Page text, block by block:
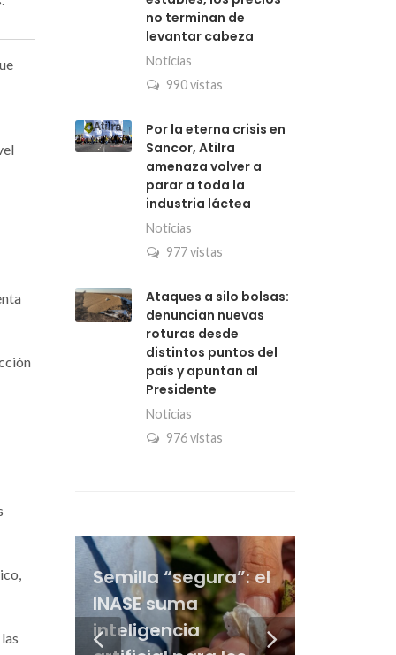
no terminan de
levantar cabeza
Noticias
990 vistas
Por la eterna crisis en
Sancor, Atilra
amenaza volver a
parar a toda la
industria láctea
Noticias
977 vistas
Ataques a silo bolsas:
denuncian nuevas
roturas desde
distintos puntos del
país y apuntan al
Presidente
Noticias
976 vistas
Semilla “segura”: el
INASE suma
inteligencia
“Que aparezca el
crédito”: en la
cadena ganadera
ponen el foco en el
La dicotomía del
maíz: a días de la
siembra gana
poder de compra
Del derecho penal a
la genética bovina:
Vacuna antiaftosa:
la Sociedad Rural
asegura que el
precio bajó y
La genética le gana
al pulgón amarillo y